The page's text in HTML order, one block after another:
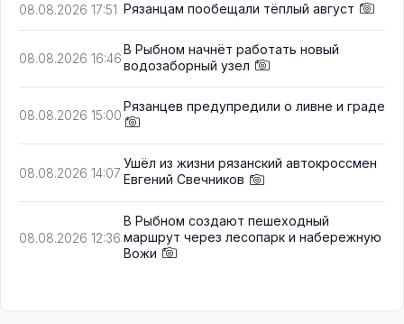
08.08.2026 17:51 Рязанцам пообещали тёплый август
08.08.2026 16:46
В Рыбном начнёт работать новый
водозаборный узел
08.08.2026 15:00
Рязанцев предупредили о ливне и граде
08.08.2026 14:07
Ушёл из жизни рязанский автокроссмен
Евгений Свечников
08.08.2026 12:36
В Рыбном создают пешеходный
маршрут через лесопарк и набережную
Вожи